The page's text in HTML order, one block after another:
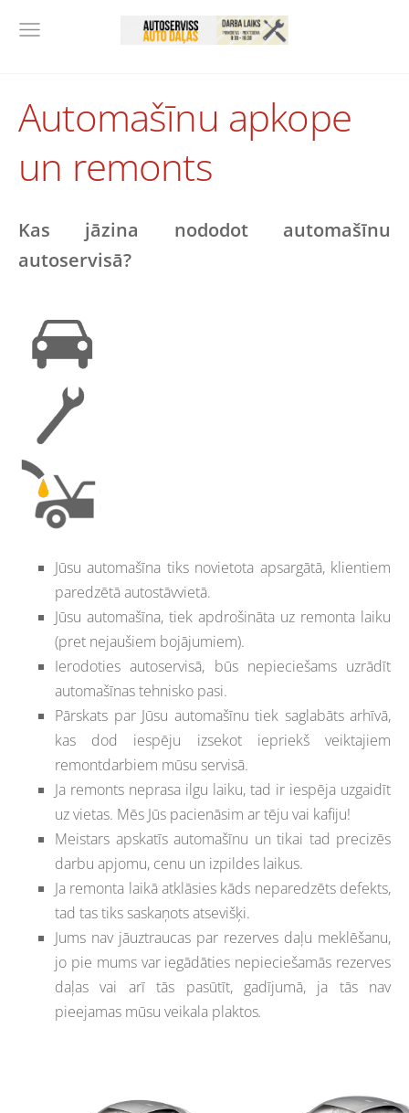
Automašīnu apkope
un remonts
Kas jāzina nododot automašīnu
autoservisā?
Jūsu automašīna tiks novietota apsargātā, klientiem
paredzētā autostāvvietā.
Jūsu automašīna, tiek apdrošināta uz remonta laiku
(pret nejaušiem bojājumiem).
Ierodoties autoservisā, būs nepieciešams uzrādīt
automašīnas tehnisko pasi.
Pārskats par Jūsu automašīnu tiek saglabāts arhīvā,
kas dod iespēju izsekot iepriekš veiktajiem
remontdarbiem mūsu servisā.
Ja remonts neprasa ilgu laiku, tad ir iespēja uzgaidīt
uz vietas. Mēs Jūs pacienāsim ar tēju vai kafiju!
Meistars apskatīs automašīnu un tikai tad precizēs
darbu apjomu, cenu un izpildes laikus.
Ja remonta laikā atklāsies kāds neparedzēts defekts,
tad tas tiks saskaņots atsevišķi.
Jums nav jāuztraucas par rezerves daļu meklēšanu,
jo pie mums var iegādāties nepieciešamās rezerves
daļas vai arī tās pasūtīt, gadījumā, ja tās nav
pieejamas mūsu veikala plaktos.